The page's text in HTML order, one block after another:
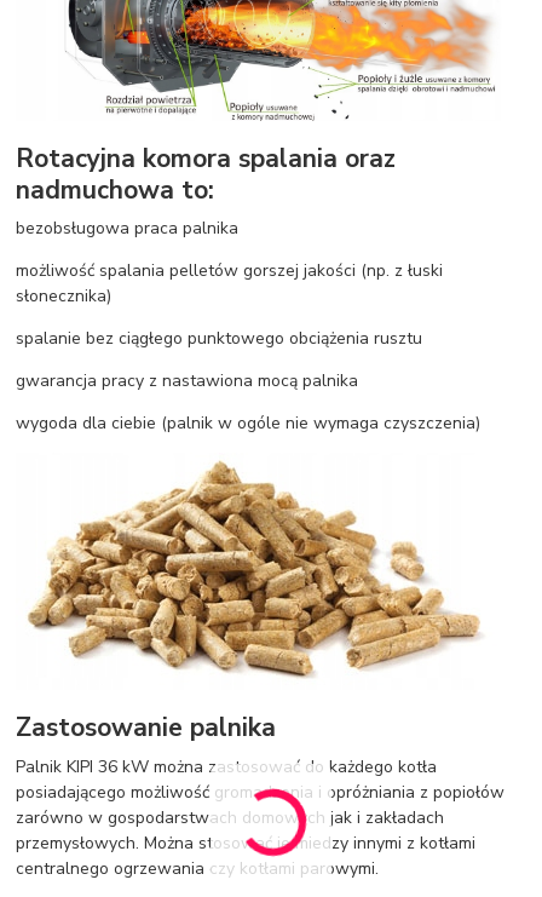
Rotacyjna komora spalania oraz
nadmuchowa to:
bezobsługowa praca palnika
możliwość spalania pelletów gorszej jakości (np. z łuski
słonecznika)
spalanie bez ciągłego punktowego obciążenia rusztu
gwarancja pracy z nastawiona mocą palnika
wygoda dla ciebie (palnik w ogóle nie wymaga czyszczenia)
Zastosowanie palnika
Palnik KIPI 36 kW można zastosować do każdego kotła
posiadającego możliwość gromadzenia i opróżniania z popiołów
zarówno w gospodarstwach domowych jak i zakładach
przemysłowych. Można stosować je miedzy innymi z kotłami
centralnego ogrzewania czy kotłami parowymi.